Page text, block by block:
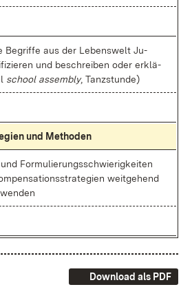
Be­grif­fe aus der Le­bens­welt Ju­
und be­schrei­ben oder er­klä­
school as­sem­bly, Tanz­stun­de)
und Me­tho­den
For­mu­lie­rungs­schwie­rig­kei­ten
weit­ge­hend
Download als PDF